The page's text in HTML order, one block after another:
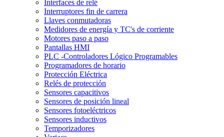
Interfaces de relé
Interruptores fin de carrera
Llaves conmutadoras
Medidores de energía y TC's de corriente
Motores paso a paso
Pantallas HMI
PLC -Controladores Lógico Programables
Programadores de horario
Protección Eléctrica
Relés de protección
Sensores capacitivos
Sensores de posición lineal
Sensores fotoeléctricos
Sensores inductivos
Temporizadores